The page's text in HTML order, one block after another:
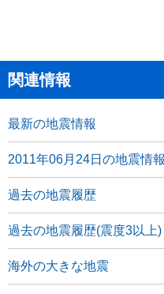
関連情報
最新の地震情報
2011年06月24日の地震情報
過去の地震履歴
過去の地震履歴(震度3以上)
海外の大きな地震